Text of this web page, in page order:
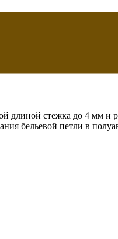
длиной стежка до 4 мм
бельевой петли в